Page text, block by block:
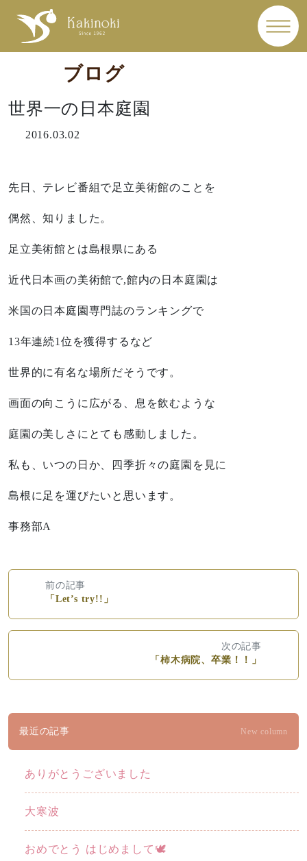
ブログ
世界一の日本庭園
2016.03.02
先日、テレビ番組で足立美術館のことを
偶然、知りました。
足立美術館とは島根県にある
近代日本画の美術館で,館内の日本庭園は
米国の日本庭園専門誌のランキングで
13年連続1位を獲得するなど
世界的に有名な場所だそうです。
画面の向こうに広がる、息を飲むような
庭園の美しさにとても感動しました。
私も、いつの日か、四季折々の庭園を見に
島根に足を運びたいと思います。
事務部A
前の記事
「Let’s try!!」
次の記事
「柿木病院、卒業！！」
最近の記事 New column
ありがとうございました
大寒波
おめでとう はじめまして🕊️